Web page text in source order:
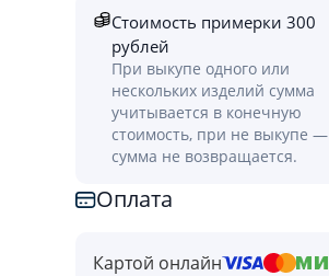
Стоимость примерки 300
рублей
При выкупе одного или
нескольких изделий сумма
учитывается в конечную
стоимость, при не выкупе —
сумма не возвращается.
Оплата
Картой онлайн